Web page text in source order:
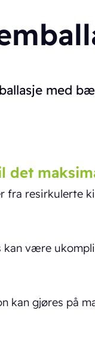
med
det
fra resirkulerte
kan være
kan gjøres på